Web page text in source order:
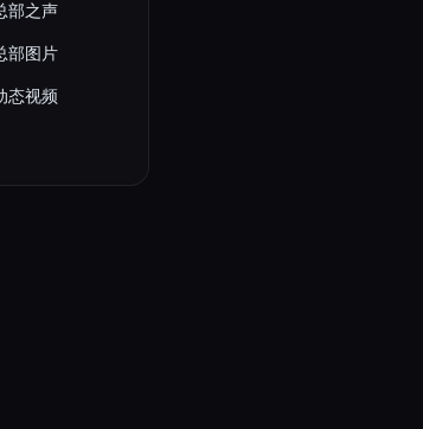
部之声
部图片
态视频